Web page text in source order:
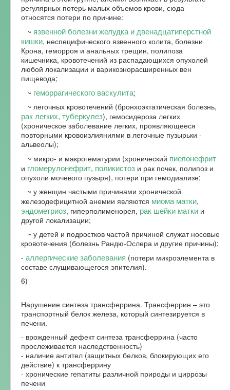
регулярных потерь малых объемов крови, сюда
относятся потери по причине:
~ язвенной болезни желудка и двенадцатиперстной
кишки, неспецифического язвенного колита, болезни
Крона, геморроя и анальных трещин, полипоза
кишечника, кровотечений из распадающихся опухолей
любой локализации и варикознорасширенных вен
пищевода;
~ геморрагического васкулита;
~ легочных кровотечений (бронхоэктатическая болезнь,
рак легких, туберкулез), гемосидероза легких
(хроническое заболевание легких, проявляющееся
повторными кровоизлияниями в легочные пузырьки -
альвеолы);
~ микро- и макрогематурии (хронический пиелонефрит
и гломерулонефрит, поликистоз и рак почек, полипоз и
опухоли мочевого пузыря), потери при гемодиализе;
~ у женщин частыми причинами хронической
железодефицитной анемии являются миома матки,
эндометриоз, гиперполименорея, рак шейки матки и
другой локализации;
~ у детей и подростков частой причиной служат носовые
кровотечения (болезнь Рандю-Ослера и другие причины);
- аллергические заболевания (потери микроэлемента в
составе слущивающегося эпителия).
6)
Нарушение синтеза трансферрина. Трансферрин – это
транспортный белок железа, который синтезируется в
печени.
- врожденный дефект синтеза трансферрина (часто
прослеживается наследственность)
- наличие антител (защитных белков, блокирующих его
действие) к трансферрину
- хронические гепатиты различной природы и циррозы
печени